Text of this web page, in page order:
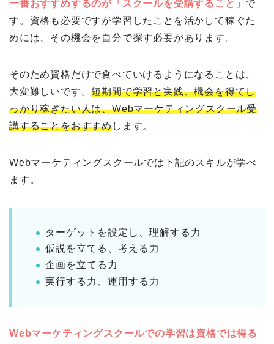
一番おすすめするのが「スクールを受講すること」 で
す。資格も必要ですが学習したことを活かして稼ぐた
めには、その機会を自分で探す必要があります。
そのため資格だけで食べていけるようになることは、
大変難しいです。短期間で学習と実践、機会を得てし
っかり稼ぎたい人は、Webマーケティングスクール受
講することをおすすめします。
Webマーケティングスクールでは下記のスキルが学べ
ます。
ターゲットを設定し、理解する力
仮説を立てる、考える力
企画を立てる力
実行する力、運用する力
Webマーケティングスクールでの学習は資格では得る